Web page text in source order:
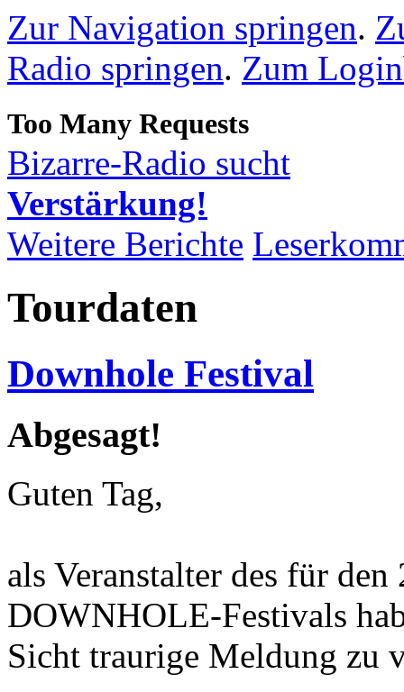
Zur Navigation springen.
Radio springen. Zum
Bizarre-Radio sucht
Verstärkung!
Weitere Berichte
Tourdaten
Downhole Festival
Abgesagt!
Guten Tag,
als Veranstalter des für
DOWNHOLE-Festivals
Sicht traurige Meldung zu